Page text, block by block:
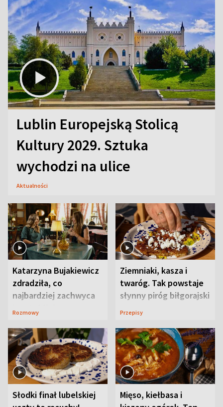
Lublin Europejską Stolicą
Kultury 2029. Sztuka
wychodzi na ulice
Aktualności
Katarzyna Bujakiewicz
zdradziła, co
najbardziej zachwyca
ją w Lublinie
Rozmowy
Ziemniaki, kasza i
twaróg. Tak powstaje
słynny piróg biłgorajski
Przepisy
Słodki finał lubelskiej
Mięso, kiełbasa i